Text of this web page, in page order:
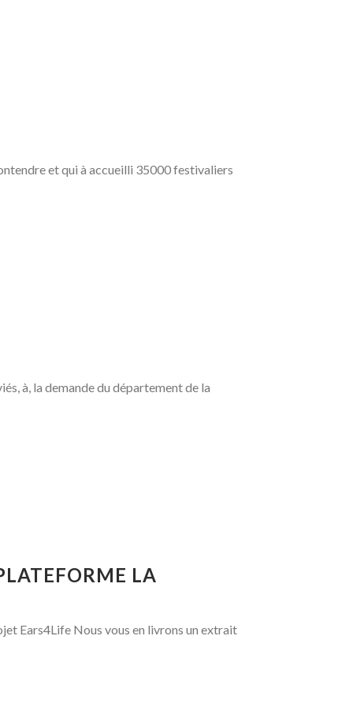
et qui à accueilli 35000 festivaliers
à, la demande du département de la
LA
Ears4Life Nous vous en livrons un extrait